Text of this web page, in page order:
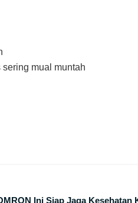
mual muntah
Ini Siap Jaga Kesehatan